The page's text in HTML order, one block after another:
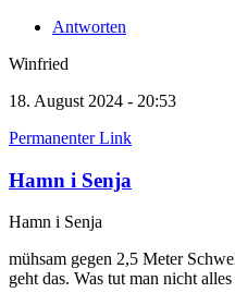
Antworten
Winfried
18. August 2024 - 20:53
Permanenter Link
Hamn i Senja
Hamn i Senja
mühsam gegen 2,5 Meter
geht das. Was tut man nicht